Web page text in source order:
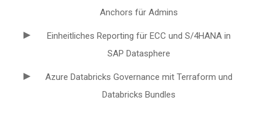
Anchors für Admins
Einheitliches Reporting für ECC und S/4HANA in
SAP Datasphere
Azure Databricks Governance mit Terraform und
Databricks Bundles